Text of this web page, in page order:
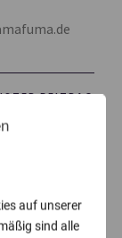
BEITRAG
auf unserer
sind alle